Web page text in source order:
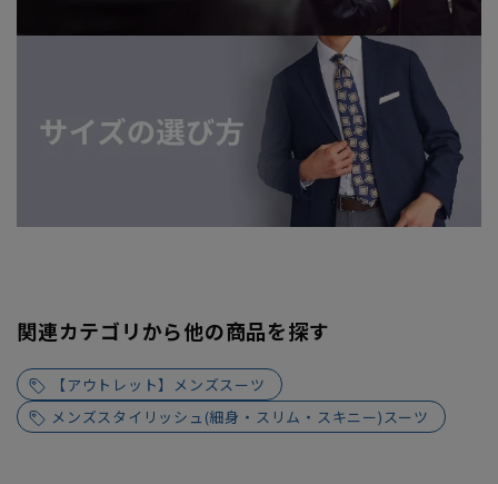
関連カテゴリから他の商品を探す
【アウトレット】メンズスーツ
メンズスタイリッシュ(細身・スリム・スキニー)スーツ